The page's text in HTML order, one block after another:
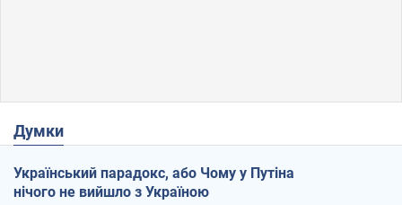
Думки
Український парадокс, або Чому у Путіна
нічого не вийшло з Україною